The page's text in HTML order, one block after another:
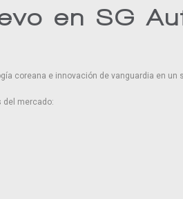
en SG
coreana e innovación de vanguardia en un
del mercado: